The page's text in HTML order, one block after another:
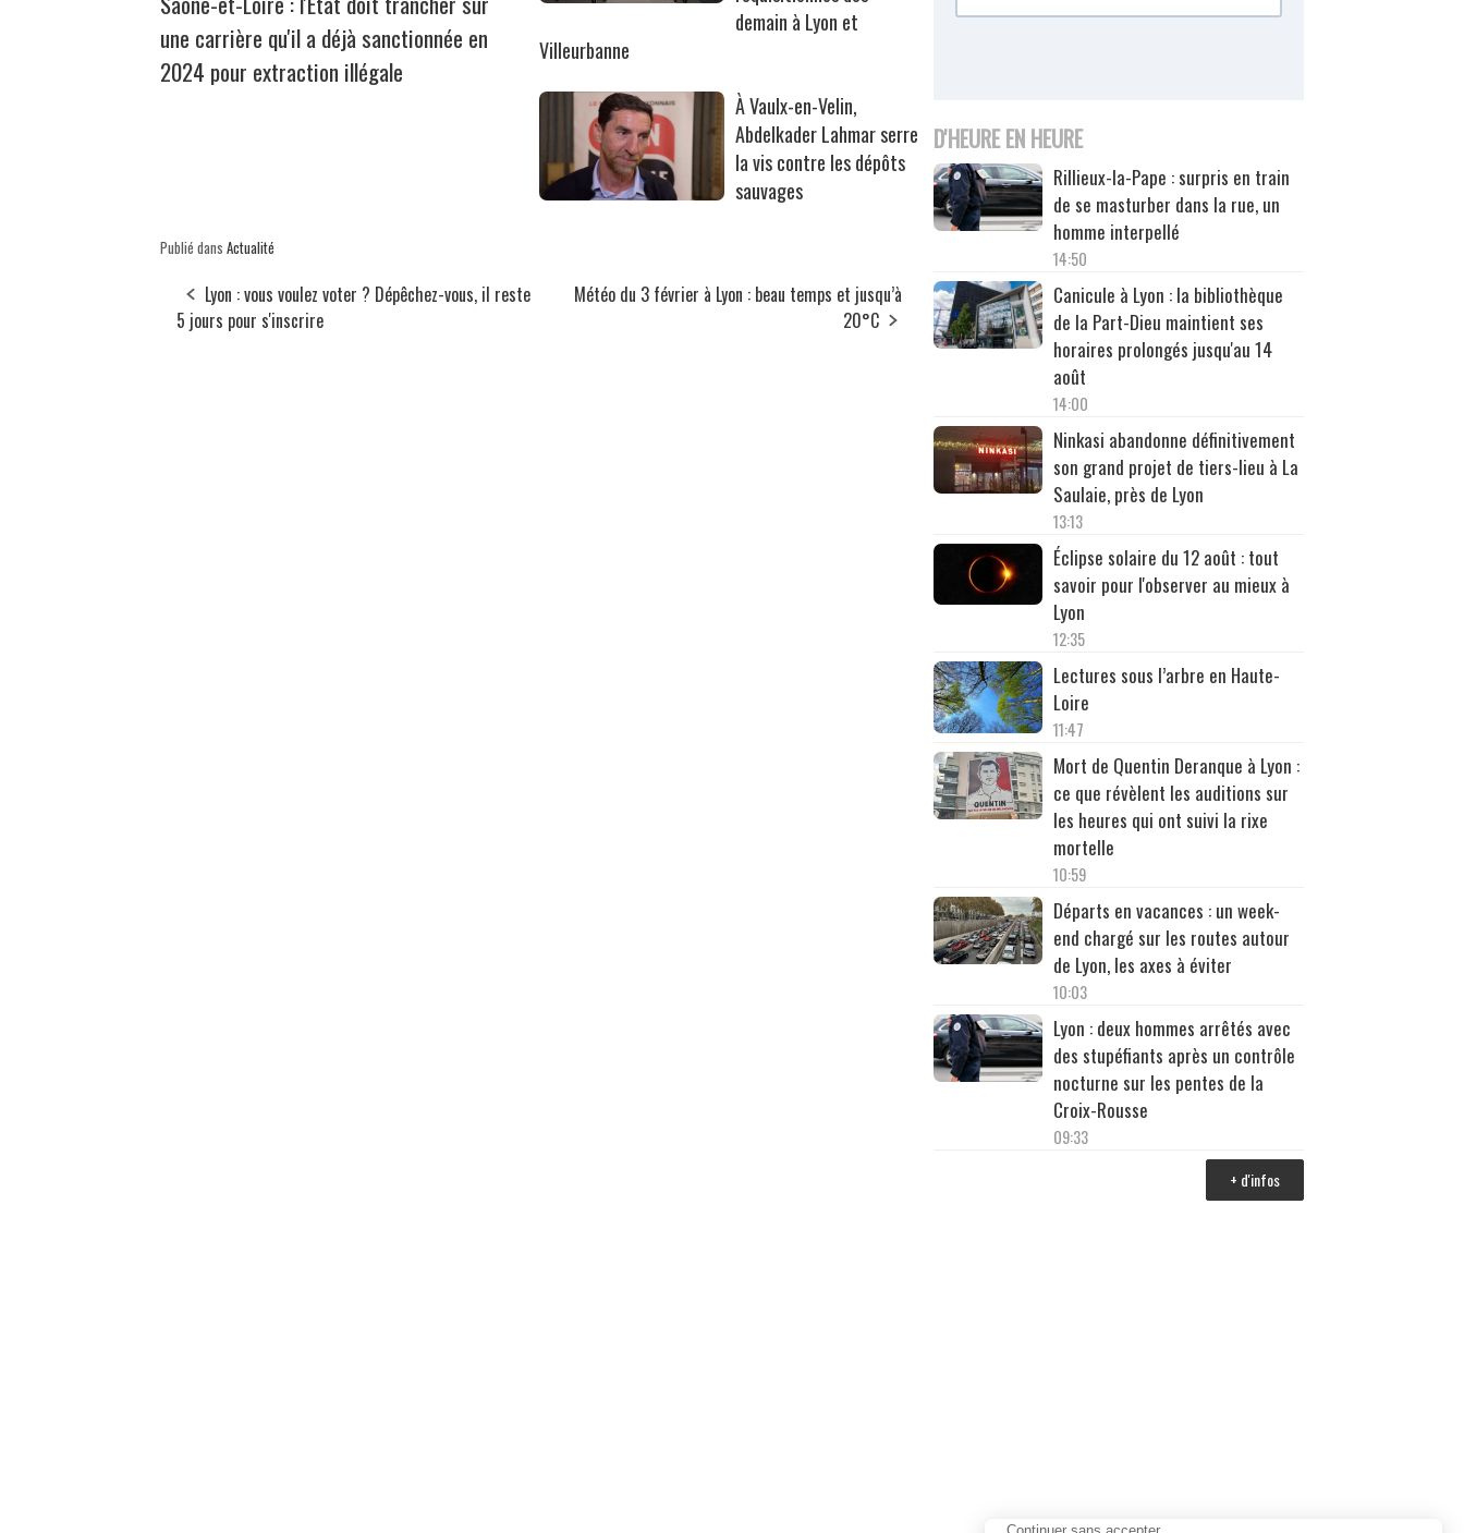
une carrière qu'il a déjà sanctionnée en
2024 pour extraction illégale
demain à Lyon et
Villeurbanne
À Vaulx-en-Velin,
Abdelkader Lahmar serre
la vis contre les dépôts
sauvages
Publié dans Actualité
Lyon : vous voulez voter ? Dépêchez-vous, il reste
5 jours pour s'inscrire
Météo du 3 février à Lyon : beau temps et jusqu’à
20°C
D'HEURE EN HEURE
Rillieux-la-Pape : surpris en train
de se masturber dans la rue, un
homme interpellé
14:50
Canicule à Lyon : la bibliothèque
de la Part-Dieu maintient ses
horaires prolongés jusqu'au 14
août
14:00
Ninkasi abandonne définitivement
son grand projet de tiers-lieu à La
Saulaie, près de Lyon
13:13
Éclipse solaire du 12 août : tout
savoir pour l'observer au mieux à
Lyon
12:35
Lectures sous l’arbre en Haute-
Loire
11:47
Mort de Quentin Deranque à Lyon :
ce que révèlent les auditions sur
les heures qui ont suivi la rixe
mortelle
10:59
Départs en vacances : un week-
end chargé sur les routes autour
de Lyon, les axes à éviter
10:03
Lyon : deux hommes arrêtés avec
des stupéfiants après un contrôle
nocturne sur les pentes de la
Croix-Rousse
09:33
+ d'infos